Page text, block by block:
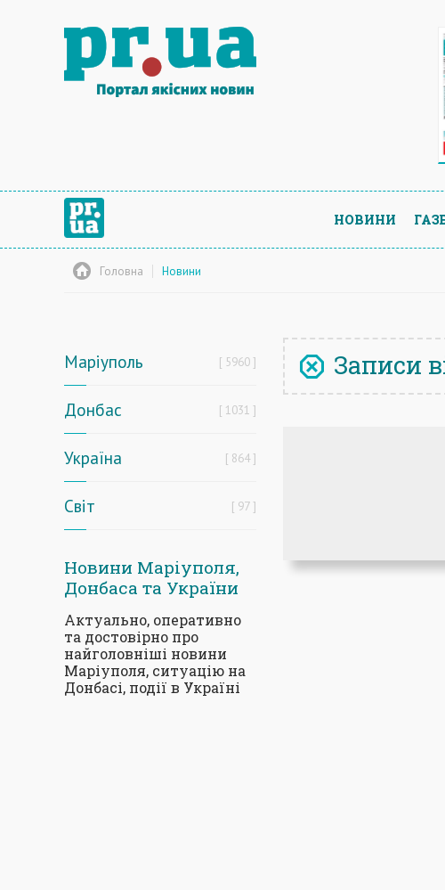
НОВИНИ
Головна Новини
Маріуполь 5960
Донбас 1031
Україна 864
Світ 97
Новини Маріуполя,
Донбаса та України
Актуально, оперативно
та достовірно про
найголовніші новини
Маріуполя, ситуацію на
Донбасі, події в Україні
Записи